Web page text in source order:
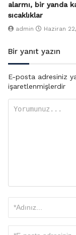
alarmı, bir yanda
sıcaklıklar
admin Haziran
Bir yanıt yazın
E-posta adresiniz
işaretlenmişlerdir